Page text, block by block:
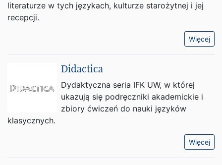
literaturze w tych językach, kulturze starożytnej i jej
recepcji.
Więcej
Didactica
Dydaktyczna seria IFK UW, w której
ukazują się podręczniki akademickie i
zbiory ćwiczeń do nauki języków
klasycznych.
Więcej